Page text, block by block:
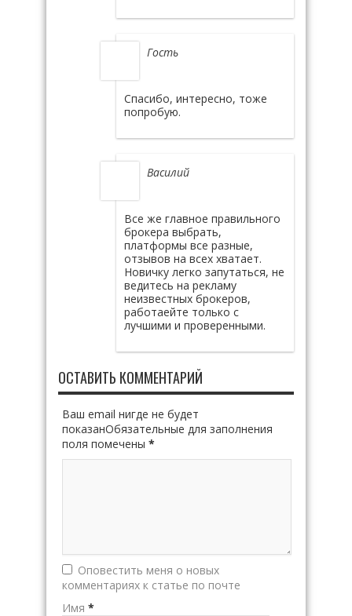
Гость
Спасибо, интересно, тоже
попробую.
Василий
Все же главное правильного
брокера выбрать,
платформы все разные,
отзывов на всех хватает.
Новичку легко запутаться, не
ведитесь на рекламу
неизвестных брокеров,
работаейте только с
лучшими и проверенными.
ОСТАВИТЬ КОММЕНТАРИЙ
Ваш email нигде не будет
показанОбязательные для заполнения
поля помечены *
Оповестить меня о новых
комментариях к статье по почте
Имя *